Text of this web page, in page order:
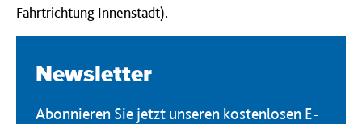
Fahrtrichtung Innenstadt).
Newsletter
Abonnieren Sie jetzt unseren kostenlosen E-